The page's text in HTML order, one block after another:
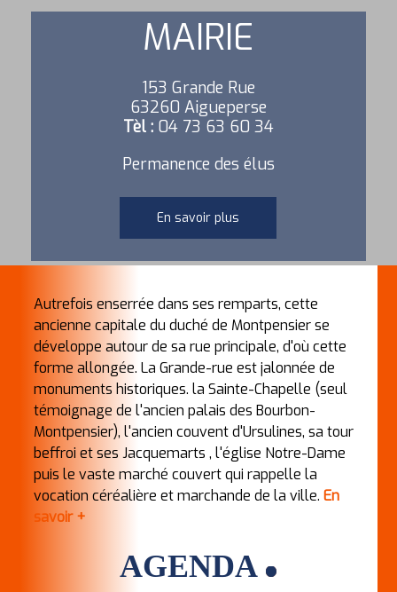
MAIRIE
153 Grande Rue
63260 Aigueperse
Tèl : 04 73 63 60 34
Permanence des élus
Autrefois enserrée dans ses remparts, cette
ancienne capitale du duché de Montpensier se
développe autour de sa rue principale, d'où cette
forme allongée. La Grande-rue est jalonnée de
monuments historiques. la Sainte-Chapelle (seul
témoignage de l'ancien palais des Bourbon-
Montpensier), l'ancien couvent d'Ursulines, sa tour
beffroi et ses Jacquemarts , l'église Notre-Dame
puis le vaste marché couvert qui rappelle la
vocation céréalière et marchande de la ville.En
savoir +
AGENDA